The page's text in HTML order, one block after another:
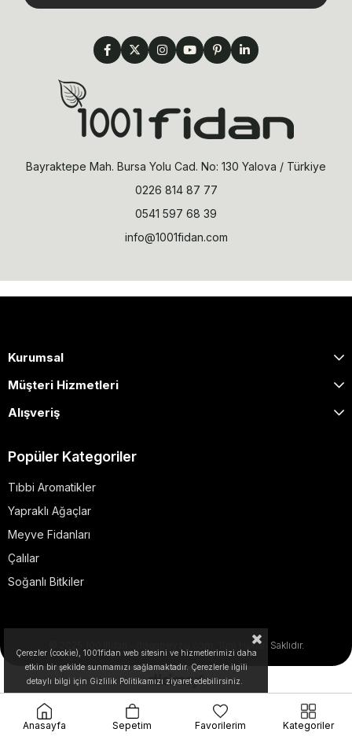
Bayraktepe Mah. Bursa Yolu Cad. No: 130 Yalova / Türkiye
0226 814 87 77
0541 597 68 39
info@1001fidan.com
Kurumsal
Müşteri Hizmetleri
Alışveriş
Popüler Kategoriler
Tıbbi Aromatikler
Yapraklı Ağaçlar
Meyve Fidanları
Çalılar
Soğanlı Bitkiler
© 2025 1001fidan - dogapeyzaj.com. Tüm Hakları Saklıdır.
Çerezler (cookie), 1001fidan web sitesini ve hizmetlerimizi daha
etkin bir şekilde sunmamızı sağlamaktadır. Çerezlerle ilgili
detaylı bilgi için Gizlilik Politikamızı ziyaret edebilirsiniz.
Anasayfa Sepetim Favorilerim Kategoriler